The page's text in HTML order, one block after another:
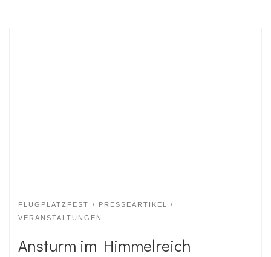
FLUGPLATZFEST
PRESSEARTIKEL
VERANSTALTUNGEN
Ansturm im Himmelreich